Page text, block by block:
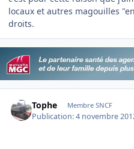
locaux et autres magouilles
droits.
Tophe Membre SNCF
Publication:4 novembre